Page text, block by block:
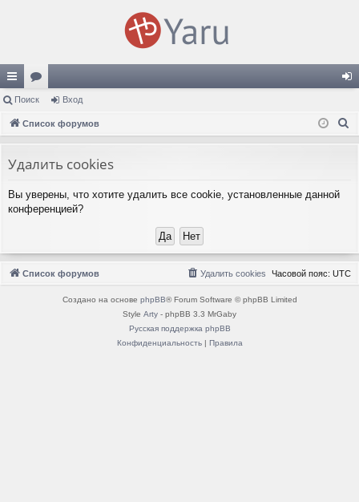
с
ы
и
ор
ум д
Поиск Вход
Список форумов
Удалить cookies
Вы уверены, что хотите удалить все cookie, установленные данной
конференцией?
Список форумов Часовой пояс: UTC
Удалить cookies
Создано на основе phpBB® Forum Software © phpBB Limited
Style Arty - phpBB 3.3 MrGaby
Русская поддержка phpBB
Конфиденциальность| Правила